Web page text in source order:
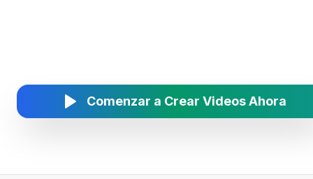
Comenzar a Crear Videos Ahora